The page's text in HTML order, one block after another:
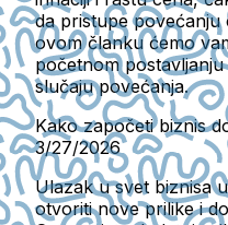
da pristupe povećanju
ovom članku ćemo
početnom
slučaju povećanja.
Kako započeti biznis
3/27/2026
Ulazak u svet biznisa
otvoriti nove prilike i